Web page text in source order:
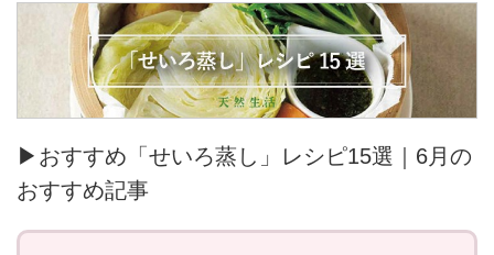
▶おすすめ「せいろ蒸し」レシピ15選｜6月の
おすすめ記事